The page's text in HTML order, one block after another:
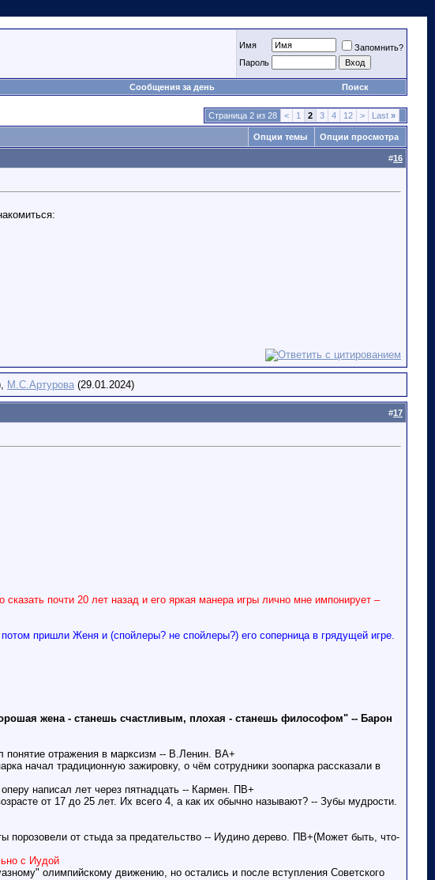
Имя
Запомнить?
Пароль
Сообщения за день Поиск
Страница 2 из 28 < 1 2 3 4 12 > Last »
Опции темы Опции просмотра
#16
М.С.Артурова (29.01.2024)
#17
почти 20 лет назад и его яркая манера игры лично мне импонирует –
пришли Женя и (спойлеры? не спойлеры?) его соперница в грядущей игре.
жена - станешь счастливым, плохая - станешь философом" -- Барон
понятие отражения в марксизм -- В.Ленин. ВА+
начал традиционную зажировку, о чём сотрудники зоопарка рассказали в
написал лет через пятнадцать -- Кармен. ПВ+
от 17 до 25 лет. Их всего 4, а как их обычно называют? -- Зубы мудрости.
порозовели от стыда за предательство -- Иудино дерево. ПВ+(Может быть, что-
с Иудой
олимпийскому движению, но остались и после вступления Советского